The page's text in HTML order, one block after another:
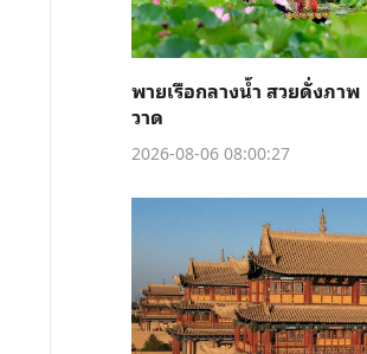
พายเรือกลางน้ำ สวยดั่งภาพ
วาด
2026-08-06 08:00:27